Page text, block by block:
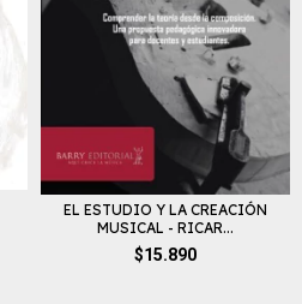
EL ESTUDIO Y LA CREACIÓN
MUSICAL - RICAR...
$15.890